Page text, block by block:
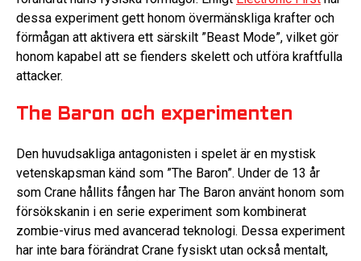
dessa experiment gett honom övermänskliga krafter och
förmågan att aktivera ett särskilt ”Beast Mode”, vilket gör
honom kapabel att se fienders skelett och utföra kraftfulla
attacker.
The Baron och experimenten
Den huvudsakliga antagonisten i spelet är en mystisk
vetenskapsman känd som ”The Baron”. Under de 13 år
som Crane hållits fången har The Baron använt honom som
försökskanin i en serie experiment som kombinerat
zombie-virus med avancerad teknologi. Dessa experiment
har inte bara förändrat Crane fysiskt utan också mentalt,